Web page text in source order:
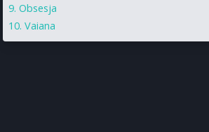
Obsesja
Vaiana